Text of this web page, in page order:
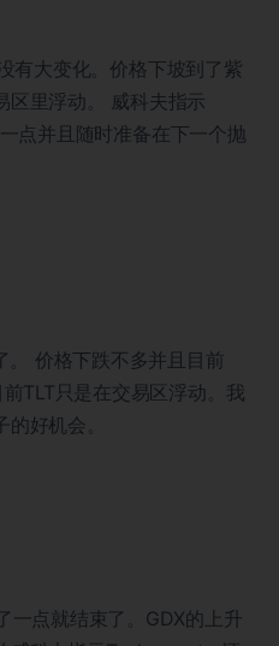
有大变化。价格下坡到了紫
区里浮动。 威科夫指示
点并且随时准备在下一个抛
。 价格下跌不多并且目前
TLT只是在交易区浮动。我
好机会。
一点就结束了。GDX的上升